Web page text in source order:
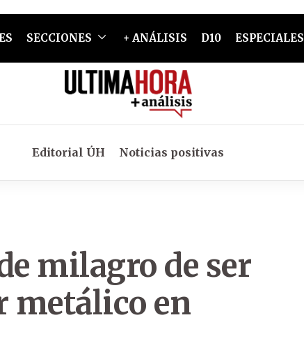
SECCIONES + ANÁLISIS D10 ESPECIALES
Editorial ÚH Noticias positivas
milagro de ser
metálico en